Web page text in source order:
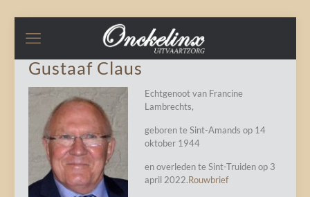
Gustaaf Claus
Echtgenoot van Francine
Lambrechts,
geboren te Sint-Amands op 14
oktober 1944
en overleden te Sint-Truiden op 3
april 2022.Rouwbrief